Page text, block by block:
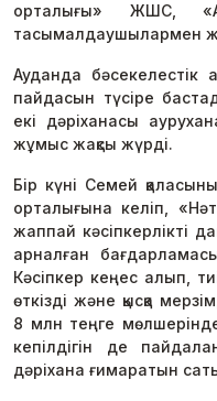
орталығы» ЖШС,
тасымалдаушылармен
Ауданда бәсекелестік
пайдасын түсіре
екі дәріханасы
жұмыс жақсы жүрді.
Бір күні Семей
орталығына келіп,
жаппай кәсіпкерлікті
арналған
Кәсіпкер кеңес алып,
өткізді және қысқа
8 млн теңге
кепілдігін де
дәріхана ғимаратын